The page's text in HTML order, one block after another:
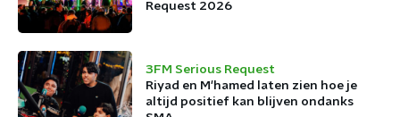
Request 2026
3FM Serious Request
Riyad en M'hamed laten zien hoe je
altijd positief kan blijven ondanks